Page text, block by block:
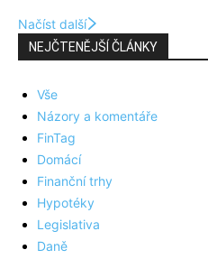
Načíst další
NEJČTENĚJŠÍ ČLÁNKY
Vše
Názory a komentáře
FinTag
Domácí
Finanční trhy
Hypotéky
Legislativa
Daně